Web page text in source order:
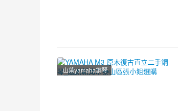
山葉yamaha鋼琴